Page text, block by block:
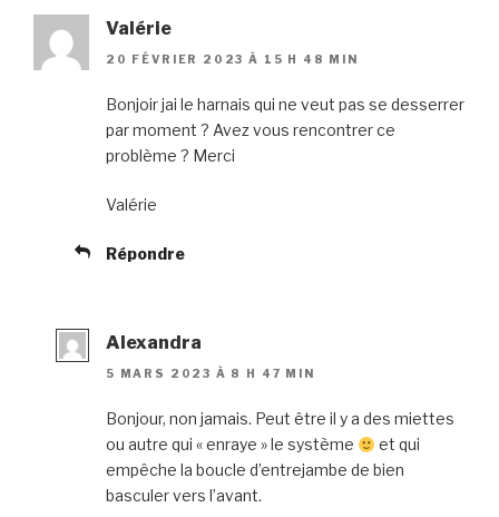
Valérie
20 FÉVRIER 2023 À 15 H 48 MIN
Bonjoir jai le harnais qui ne veut pas se desserrer
par moment ? Avez vous rencontrer ce
problème ? Merci
Valérie
Répondre
Alexandra
5 MARS 2023 À 8 H 47 MIN
Bonjour, non jamais. Peut être il y a des miettes
ou autre qui « enraye » le système
et qui
empêche la boucle d’entrejambe de bien
basculer vers l’avant.